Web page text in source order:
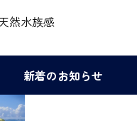
然水族感
新着のお知らせ